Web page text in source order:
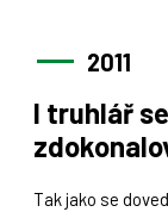
2011
I truhlář
Tak jako se